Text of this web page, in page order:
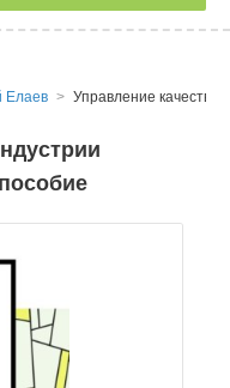
Елаев Управление